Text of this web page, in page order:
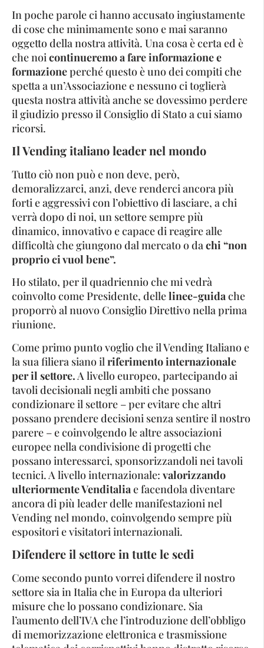
In poche parole ci hanno accusato ingiustamente
di cose che minimamente sono e mai saranno
oggetto della nostra attività. Una cosa è certa ed è
che noi continueremo a fare informazione e
formazioneperché questo è uno dei compiti che
spetta a un’Associazione e nessuno ci toglierà
questa nostra attività anche se dovessimo perdere
il giudizio presso il Consiglio di Stato a cui siamo
ricorsi.
Il Vending italiano leader nel mondo
Tutto ciò non può e non deve, però,
demoralizzarci, anzi, deve renderci ancora più
forti e aggressivi con l’obiettivo di lasciare, a chi
verrà dopo di noi, un settore sempre più
dinamico, innovativo e capace di reagire alle
difficoltà che giungono dal mercato o dachi “non
proprio ci vuol bene”.
Ho stilato, per il quadriennio che mi vedrà
coinvolto come Presidente, dellelinee-guidache
proporrò al nuovo Consiglio Direttivo nella prima
riunione.
Come primo punto voglio che il Vending Italiano e
la sua filiera siano il riferimento internazionale
per il settore. A livello europeo, partecipando ai
tavoli decisionali negli ambiti che possano
condizionare il settore – per evitare che altri
possano prendere decisioni senza sentire il nostro
parere – e coinvolgendo le altre associazioni
europee nella condivisione di progetti che
possano interessarci, sponsorizzandoli nei tavoli
tecnici. A livello internazionale: valorizzando
ulteriormente Venditalia e facendola diventare
ancora di più leader delle manifestazioni nel
Vending nel mondo, coinvolgendo sempre più
espositori e visitatori internazionali.
Difendere il settore in tutte le sedi
Come secondo punto vorrei difendere il nostro
settore sia in Italia che in Europa da ulteriori
misure che lo possano condizionare. Sia
l’aumento dell’IVA che l’introduzione dell’obbligo
di memorizzazione elettronica e trasmissione